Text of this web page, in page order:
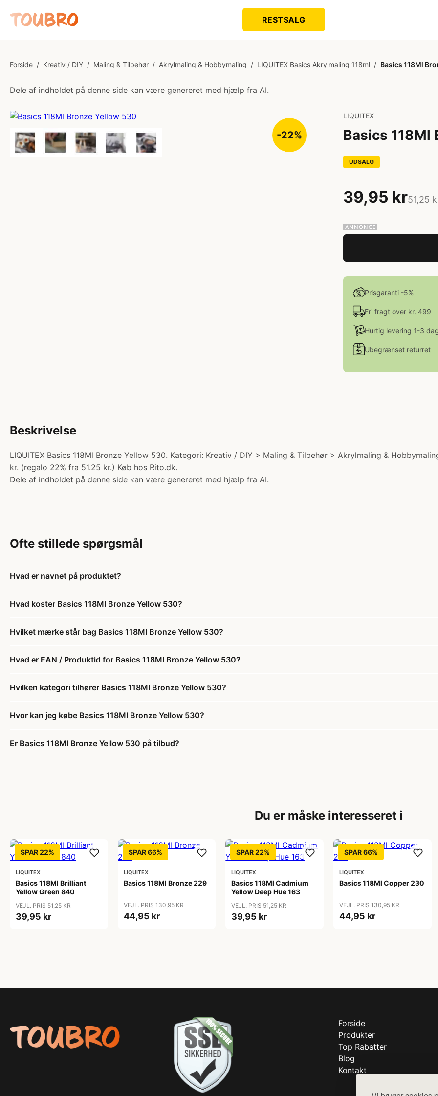
RESTSALG
Forside / Kreativ / DIY / Maling & Tilbehør / Akrylmaling & Hobbymaling / LIQUITEX Basics Akrylmaling 118ml / Basics 118Ml
Dele af indholdet på denne side kan være genereret med hjælp fra AI.
-22%
LIQUITEX
Basics 118Ml
UDSALG
39,95 kr51,25
Prisgaranti -5%
Fri fragt over kr. 499
Hurtig levering 1-3
Ubegrænset returret
Beskrivelse
LIQUITEX Basics 118Ml Bronze Yellow 530. Kategori: Kreativ / DIY > Maling & Tilbehør > Akrylmaling &
kr. (regalo 22% fra 51.25 kr.) Køb hos Rito.dk.
Dele af indholdet på denne side kan være genereret med hjælp fra AI.
Ofte stillede spørgsmål
Hvad er navnet på produktet?
Hvad koster Basics 118Ml Bronze Yellow 530?
Hvilket mærke står bag Basics 118Ml Bronze Yellow 530?
Hvad er EAN / Produktid for Basics 118Ml Bronze Yellow 530?
Hvilken kategori tilhører Basics 118Ml Bronze Yellow 530?
Hvor kan jeg købe Basics 118Ml Bronze Yellow 530?
Er Basics 118Ml Bronze Yellow 530 på tilbud?
Du er måske interesseret i
SPAR 22%
LIQUITEX
Basics 118Ml Brilliant
Yellow Green 840
VEJL. PRIS 51,25 KR
39,95 kr
SPAR 66%
LIQUITEX
Basics 118Ml Bronze 229
VEJL. PRIS 130,95 KR
44,95 kr
SPAR 22%
LIQUITEX
Basics 118Ml Cadmium
Yellow Deep Hue 163
VEJL. PRIS 51,25 KR
39,95 kr
SPAR 66%
LIQUITEX
Basics 118Ml Copper 230
VEJL. PRIS 130,95 KR
44,95 kr
Forside
Produkter
Top Rabatter
Blog
Kontakt